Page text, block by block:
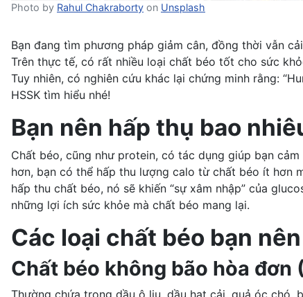
Photo by Rahul Chakraborty on Unsplash
Bạn đang tìm phương pháp giảm cân, đồng thời vẫn
Trên thực tế, có rất nhiều loại chất béo tốt cho sức
Tuy nhiên, có nghiên cứu khác lại chứng minh rằng:
HSSK tìm hiểu nhé!
Bạn nên hấp thụ bao
Chất béo, cũng như protein, có tác dụng giúp bạn
hơn, bạn có thể hấp thu lượng calo từ chất béo ít hơn
hấp thu chất béo, nó sẽ khiến “sự xâm nhập” của
những lợi ích sức khỏe mà chất béo mang lại.
Các loại chất béo bạn
Chất béo không bão hòa đơn
Thường chứa trong dầu ô liu, dầu hạt cải, quả óc chó,